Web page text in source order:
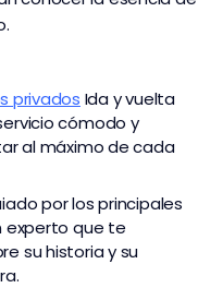
privados Ida y vuelta
cómodo y
al máximo de cada
por los principales
experto que te
su historia y su